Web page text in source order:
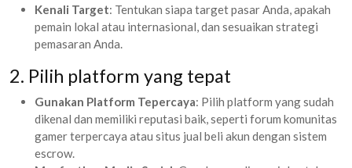
Kenali Target: Tentukan siapa target pasar Anda, apakah
pemain lokal atau internasional, dan sesuaikan strategi
pemasaran Anda.
2. Pilih platform yang tepat
Gunakan Platform Tepercaya: Pilih platform yang sudah
dikenal dan memiliki reputasi baik, seperti forum komunitas
gamer terpercaya atau situs jual beli akun dengan sistem
escrow.